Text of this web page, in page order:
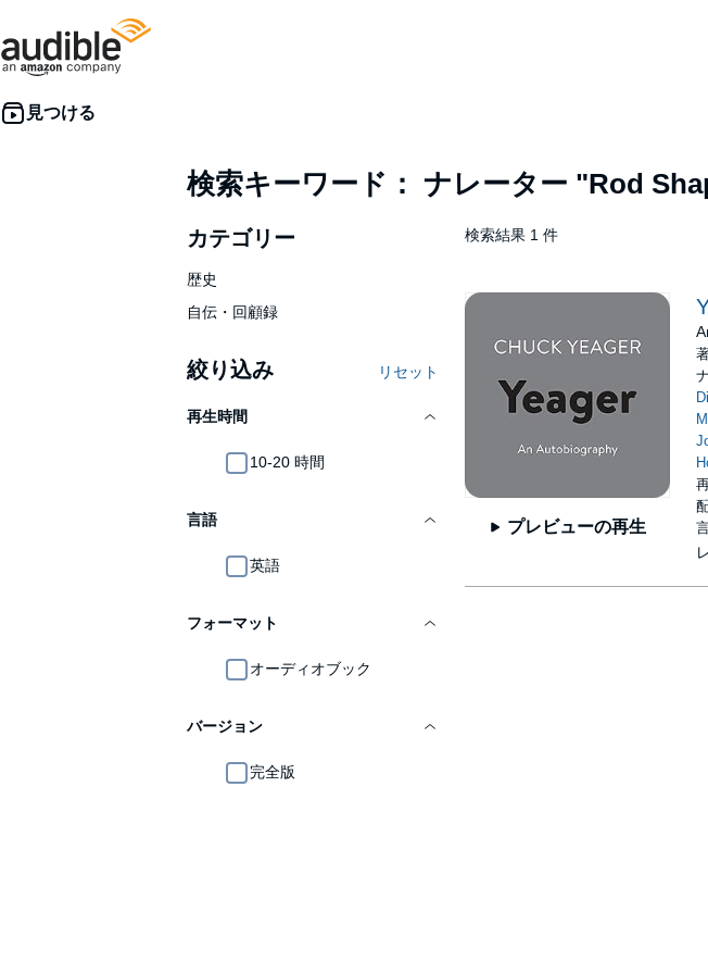
検索キーワード： ナレーター "Rod
カテゴリー
歴史
自伝・回顧録
絞り込み リセット
再生時間
10-20 時間
言語
英語
フォーマット
オーディオブック
バージョン
完全版
検索結果 1 件
プレビューの再生